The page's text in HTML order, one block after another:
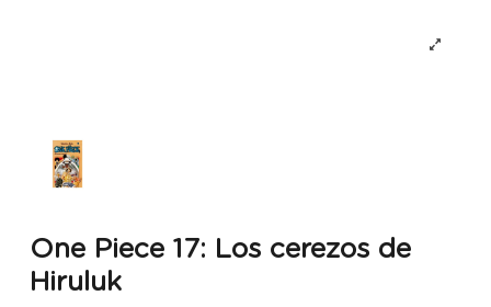
One Piece 17: Los cerezos de
Hiruluk